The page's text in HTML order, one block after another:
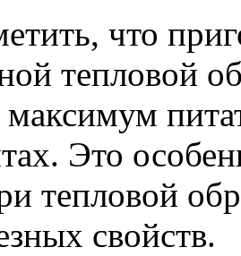
что
тепловой
максимум
Это
тепловой
свойств.